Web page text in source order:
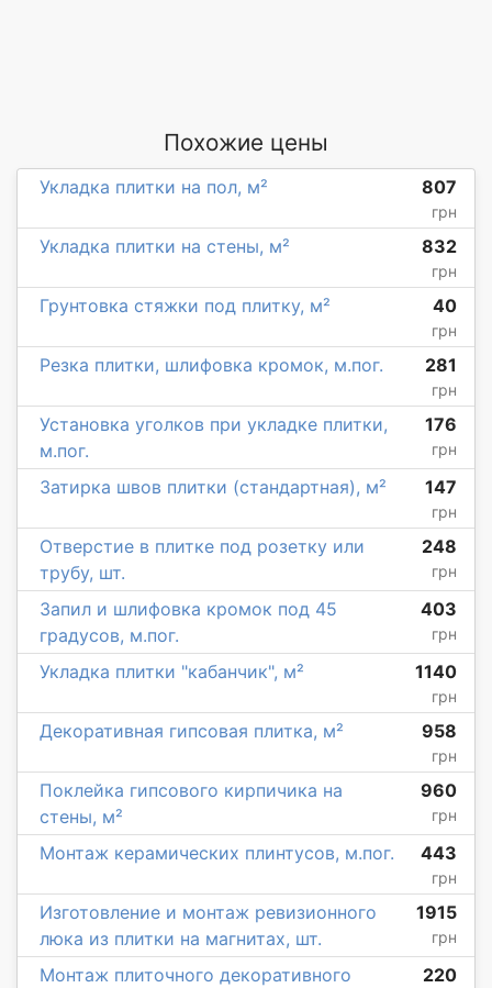
Похожие цены
Укладка плитки на пол, м² 807
грн
Укладка плитки на стены, м² 832
грн
Грунтовка стяжки под плитку, м² 40
грн
Резка плитки, шлифовка кромок, м.пог. 281
грн
Установка уголков при укладке плитки,
м.пог.
176
грн
Затирка швов плитки (стандартная), м² 147
грн
Отверстие в плитке под розетку или
трубу, шт.
248
грн
Запил и шлифовка кромок под 45
градусов, м.пог.
403
грн
Укладка плитки "кабанчик", м² 1140
грн
Декоративная гипсовая плитка, м² 958
грн
Поклейка гипсового кирпичика на
стены, м²
960
грн
Монтаж керамических плинтусов, м.пог. 443
грн
Изготовление и монтаж ревизионного
люка из плитки на магнитах, шт.
1915
грн
Монтаж плиточного декоративного
220